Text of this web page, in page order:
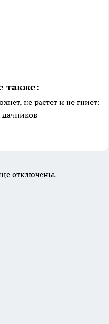
также:
не растет и не гниет:
отключены.